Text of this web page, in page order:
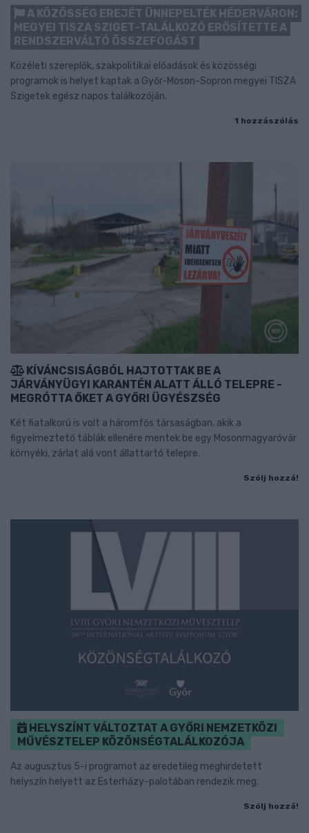
A KÖZÖSSÉG EREJÉT ÜNNEPELTÉK HÉDERVÁRON:
MEGYEI TISZA SZIGET-TALÁLKOZÓ ERŐSÍTETTE A
RENDSZERVÁLTÓ ÖSSZEFOGÁST
Közéleti szereplők, szakpolitikai előadások és közösségi
programok is helyet kaptak a Győr-Moson-Sopron megyei TISZA
Szigetek egész napos találkozóján.
1 hozzászólás
KÍVÁNCSISÁGBÓL HAJTOTTAK BE A
JÁRVÁNYÜGYI KARANTÉN ALATT ÁLLÓ TELEPRE -
MEGRÓTTA ŐKET A GYŐRI ÜGYÉSZSÉG
Két fiatalkorú is volt a háromfős társaságban, akik a
figyelmeztető táblák ellenére mentek be egy Mosonmagyaróvár
környéki, zárlat alá vont állattartó telepre.
Szólj hozzá!
HELYSZÍNT VÁLTOZTAT A GYŐRI NEMZETKÖZI
MŰVÉSZTELEP KÖZÖNSÉGTALÁLKOZÓJA
Az augusztus 5-i programot az eredetileg meghirdetett
helyszín helyett az Esterházy-palotában rendezik meg.
Szólj hozzá!